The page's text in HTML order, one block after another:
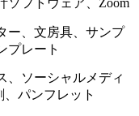
ソフトウェア、Zoom
ー、文房具、サンプ
プレート
、ソーシャルメディ
、パンフレット